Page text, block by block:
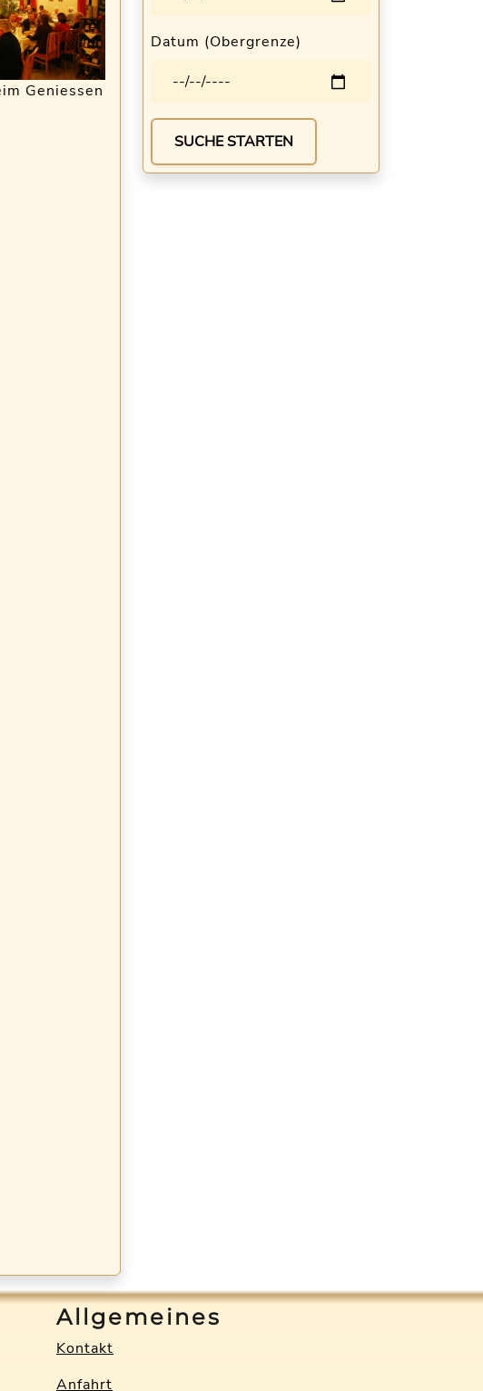
Geniessen
Datum (Obergrenze)
Allgemeines
Kontakt
Anfahrt